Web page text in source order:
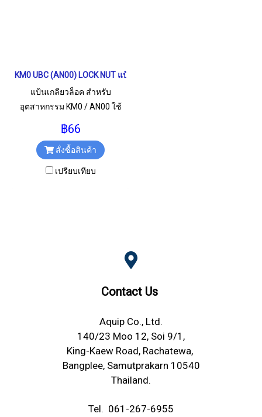
KM0 UBC (AN00) LOCK NUT แป้นเกลียวล็อค
แป้นเกลียวล็อค สำหรับ
อุตสาหกรรม KM0 / AN00 ใช้
฿66
สั่งซื้อสินค้า
เปรียบเทียบ
Contact Us
Aquip Co., Ltd.
140/23 Moo 12, Soi 9/1,
King-Kaew Road, Rachatewa,
Bangplee, Samutprakarn 10540
Thailand.
Tel. 061-267-6955